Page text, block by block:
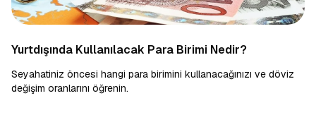
Yurtdışında Kullanılacak Para Birimi Nedir?
Seyahatiniz öncesi hangi para birimini kullanacağınızı ve döviz
değişim oranlarını öğrenin.